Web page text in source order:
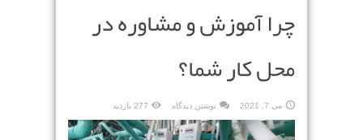
چرا آموزش و مشاوره در
محل کار شما؟
می 7, 2021 نوشتن دیدگاه 277 بازدید